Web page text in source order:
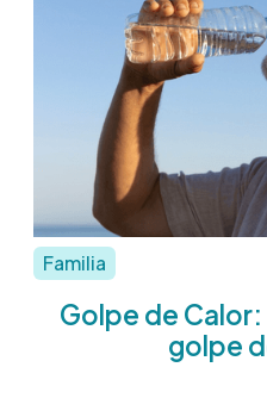
Familia
Golpe de
golpe